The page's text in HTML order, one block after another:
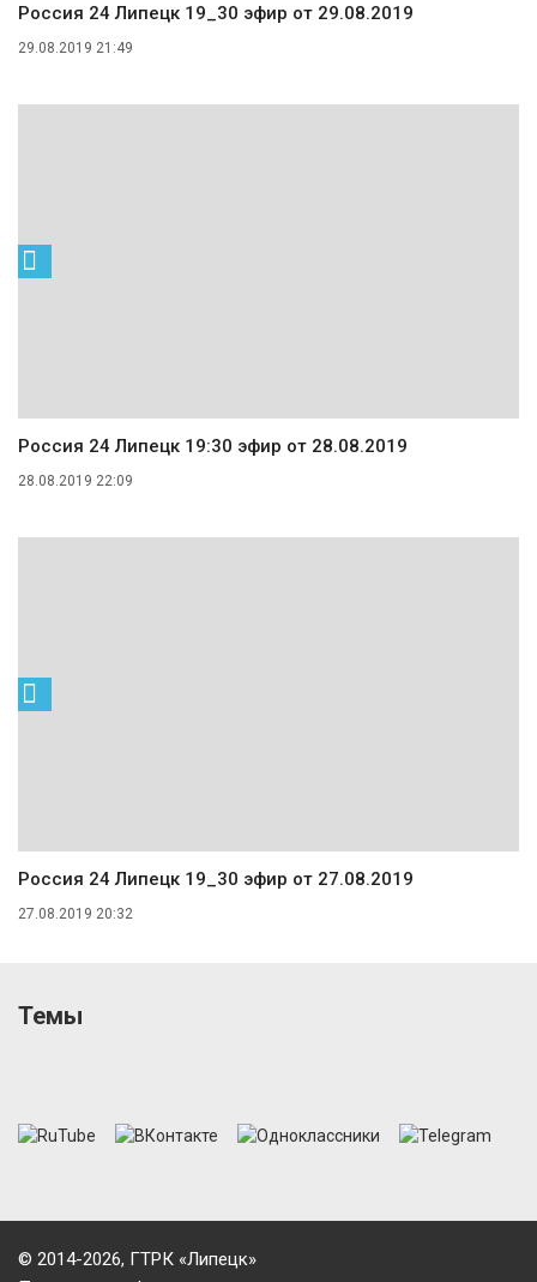
Россия 24 Липецк 19_30 эфир от 29.08.2019
29.08.2019 21:49
Россия 24 Липецк 19:30 эфир от 28.08.2019
28.08.2019 22:09
Россия 24 Липецк 19_30 эфир от 27.08.2019
27.08.2019 20:32
Темы
© 2014-2026, ГТРК «Липецк»